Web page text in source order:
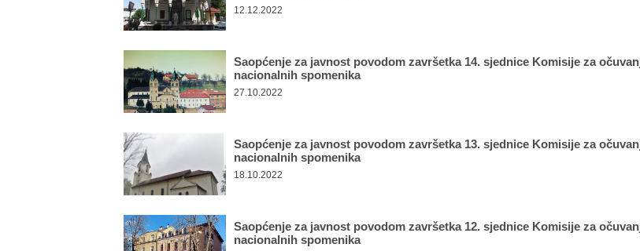
12.12.2022
Saopćenje za javnost povodom završetka 14. sjednice Komisije za
nacionalnih spomenika
27.10.2022
Saopćenje za javnost povodom završetka 13. sjednice Komisije za
nacionalnih spomenika
18.10.2022
Saopćenje za javnost povodom završetka 12. sjednice Komisije za
nacionalnih spomenika